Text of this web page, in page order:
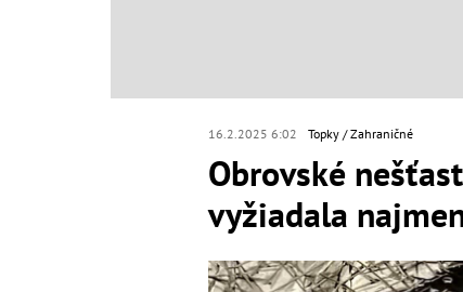
16.2.2025 6:02 Topky Zahraničné
Obrovské
vyžiadala